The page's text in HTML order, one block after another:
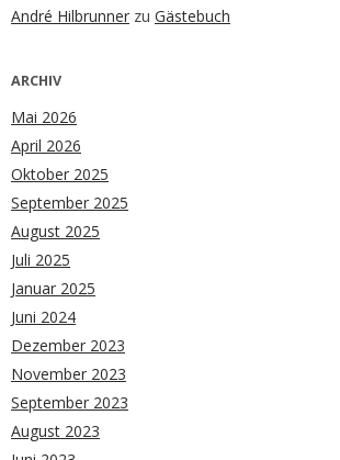
André Hilbrunner zu Gästebuch
ARCHIV
Mai 2026
April 2026
Oktober 2025
September 2025
August 2025
Juli 2025
Januar 2025
Juni 2024
Dezember 2023
November 2023
September 2023
August 2023